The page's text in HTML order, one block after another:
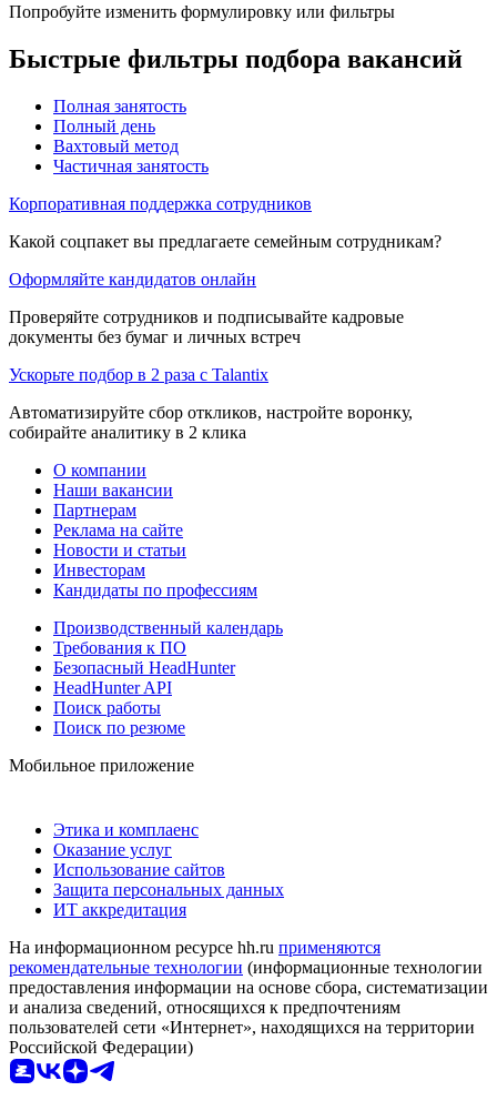
Попробуйте изменить формулировку или фильтры
Быстрые фильтры подбора вакансий
Полная занятость
Полный день
Вахтовый метод
Частичная занятость
Корпоративная поддержка сотрудников
Какой соцпакет вы предлагаете семейным сотрудникам?
Оформляйте кандидатов онлайн
Проверяйте сотрудников и подписывайте кадровые
документы без бумаг и личных встреч
Ускорьте подбор в 2 раза с Talantix
Автоматизируйте сбор откликов, настройте воронку,
собирайте аналитику в 2 клика
О компании
Наши вакансии
Партнерам
Реклама на сайте
Новости и статьи
Инвесторам
Кандидаты по профессиям
Производственный календарь
Требования к ПО
Безопасный HeadHunter
HeadHunter API
Поиск работы
Поиск по резюме
Мобильное приложение
Этика и комплаенс
Оказание услуг
Использование сайтов
Защита персональных данных
ИТ аккредитация
На информационном ресурсе hh.ru применяются
рекомендательные технологии (информационные технологии
предоставления информации на основе сбора, систематизации
и анализа сведений, относящихся к предпочтениям
пользователей сети «Интернет», находящихся на территории
Российской Федерации)